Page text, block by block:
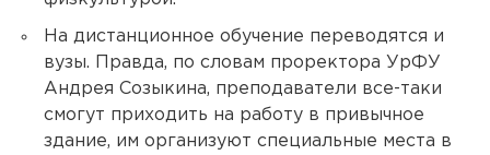
На дистанционное обучение переводятся и
вузы. Правда, по словам проректора УрФУ
Андрея Созыкина, преподаватели все-таки
смогут приходить на работу в привычное
здание, им организуют специальные места в